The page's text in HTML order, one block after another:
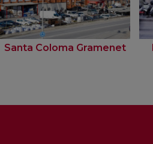
Santa Coloma Gramenet